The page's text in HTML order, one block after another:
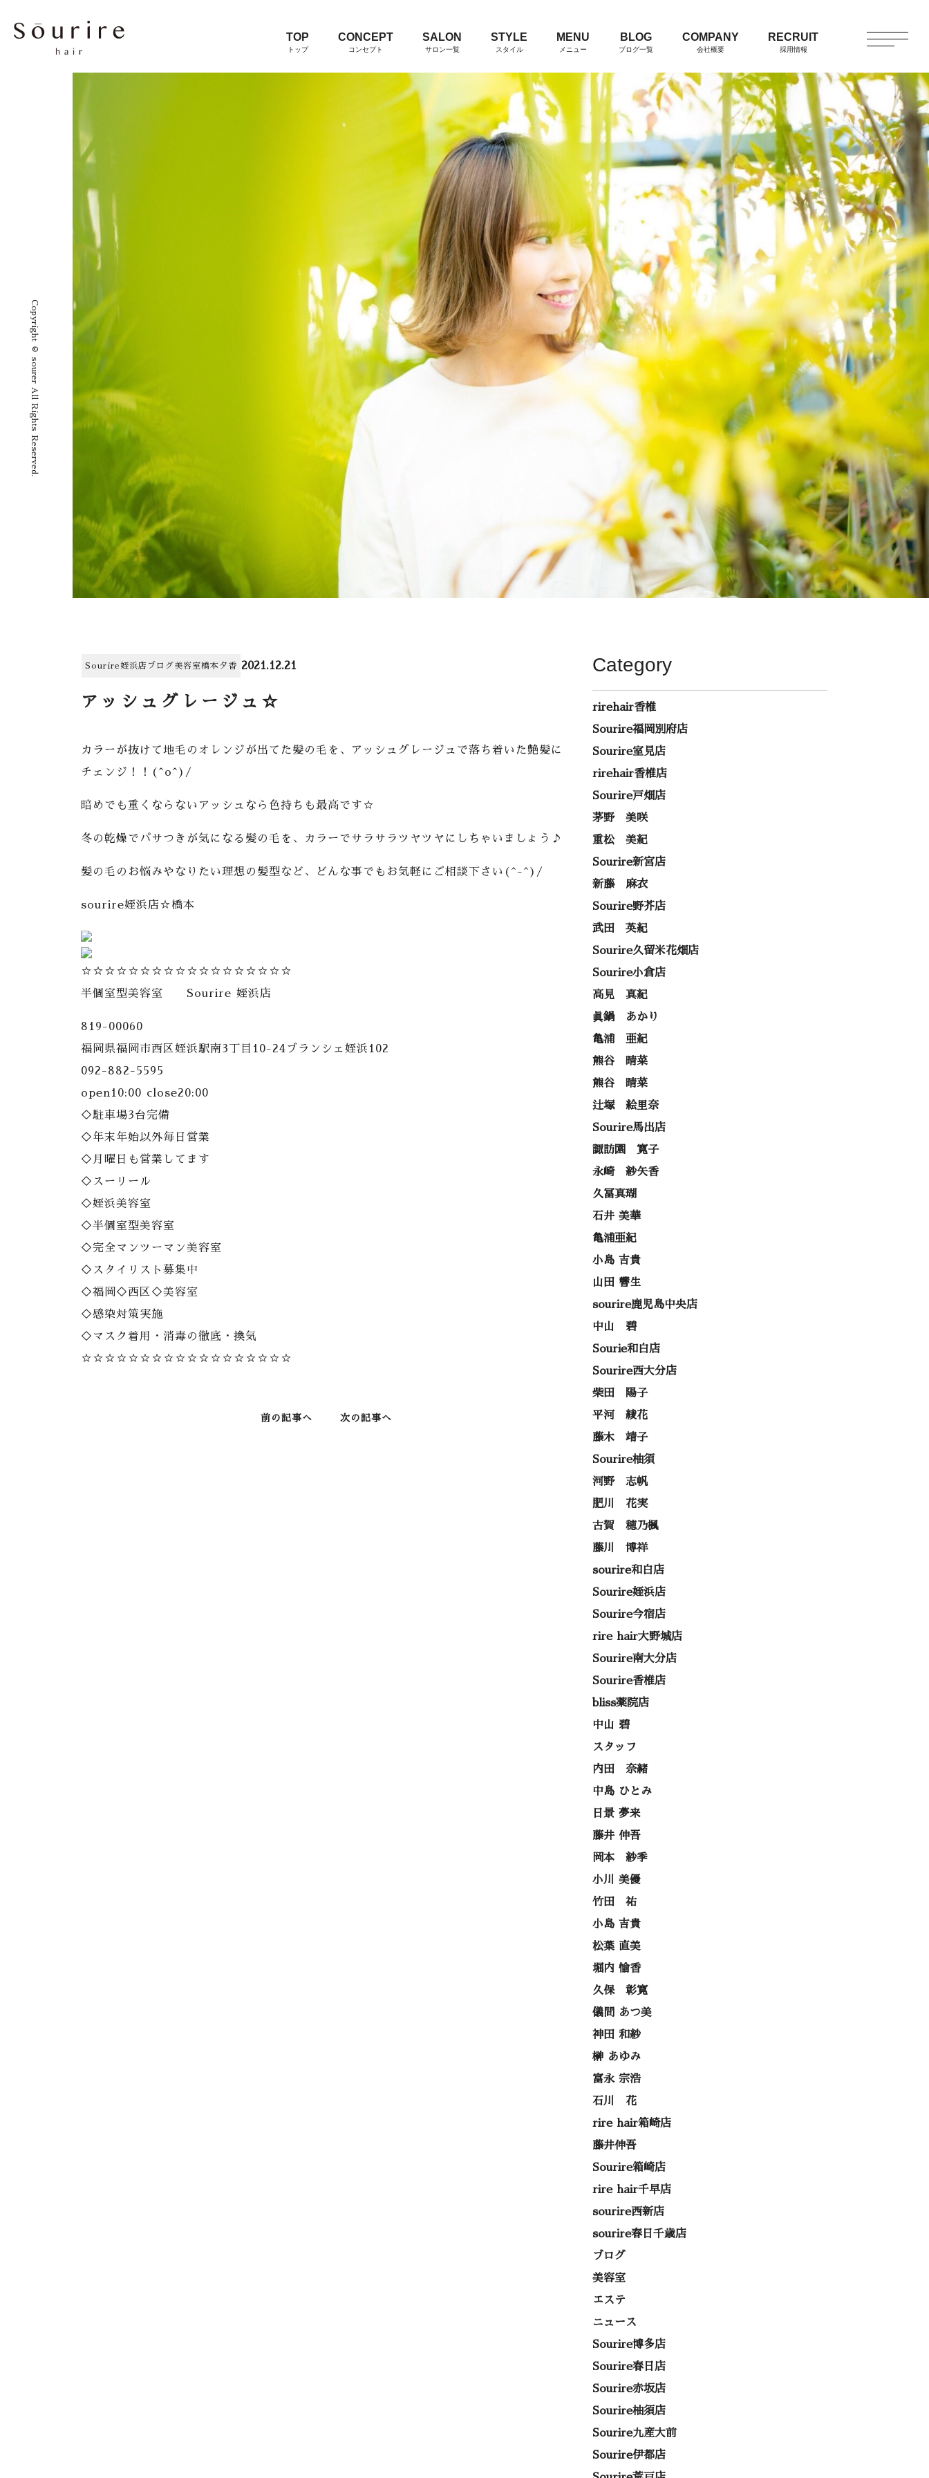
TOP
トップ
CONCEPT
コンセプト
SALON
サロン一覧
STYLE
スタイル
MENU
メニュー
BLOG
ブログ一覧
COMPANY
会社概要
RECRUIT
採用情報
Copyright © sourer All Rights Reserved.
Sourire姪浜店 ブログ美容室橋本夕香 2021.12.21
アッシュグレージュ☆
カラーが抜けて地毛のオレンジが出てた髪の毛を、アッシュグレージュで落ち着いた艶髪に
チェンジ！！(^o^)/
暗めでも重くならないアッシュなら色持ちも最高です☆
冬の乾燥でパサつきが気になる髪の毛を、カラーでサラサラツヤツヤにしちゃいましょう♪
髪の毛のお悩みやなりたい理想の髪型など、どんな事でもお気軽にご相談下さい(^-^)/
sourire姪浜店☆橋本
☆☆☆☆☆☆☆☆☆☆☆☆☆☆☆☆☆☆
半個室型美容室 Sourire 姪浜店
819-00060
福岡県福岡市西区姪浜駅南3丁目10-24ブランシェ姪浜102
092-882-5595
open10:00 close20:00
◇駐車場3台完備
◇年末年始以外毎日営業
◇月曜日も営業してます
◇スーリール
◇姪浜美容室
◇半個室型美容室
◇完全マンツーマン美容室
◇スタイリスト募集中
◇福岡◇西区◇美容室
◇感染対策実施
◇マスク着用・消毒の徹底・換気
☆☆☆☆☆☆☆☆☆☆☆☆☆☆☆☆☆☆
前の記事へ 次の記事へ
Category
rirehair香椎
Sourire福岡別府店
Sourire室見店
rirehair香椎店
Sourire戸畑店
茅野 美咲
重松 美紀
Sourire新宮店
新藤 麻衣
Sourire野芥店
武田 英紀
Sourire久留米花畑店
Sourire小倉店
高見 真紀
眞鍋 あかり
亀浦 亜紀
熊谷 晴菜
熊谷 晴菜
辻塚 絵里奈
Sourire馬出店
諏訪園 寛子
永崎 紗矢香
久冨真瑚
石井 美華
亀浦亜紀
小島 吉貴
山田 響生
sourire鹿児島中央店
中山 碧
Sourie和白店
Sourire西大分店
柴田 陽子
平河 綾花
藤木 靖子
Sourire柚須
河野 志帆
肥川 花実
古賀 穂乃楓
藤川 博祥
sourire和白店
Sourire姪浜店
Sourire今宿店
rire hair大野城店
Sourire南大分店
Sourire香椎店
bliss薬院店
中山 碧
スタッフ
内田 奈緒
中島 ひとみ
日景 夢来
藤井 伸吾
岡本 紗季
小川 美優
竹田 祐
小島 吉貴
松葉 直美
堀内 愉香
久保 彰寛
儀間 あつ美
神田 和紗
榊 あゆみ
富永 宗浩
石川 花
rire hair箱崎店
藤井伸吾
Sourire箱崎店
rire hair千早店
sourire西新店
sourire春日千歳店
ブログ
美容室
エステ
ニュース
Sourire博多店
Sourire春日店
Sourire赤坂店
Sourire柚須店
Sourire九産大前
Sourire伊都店